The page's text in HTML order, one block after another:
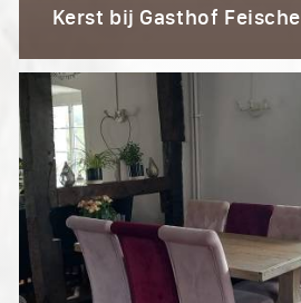
Kerst bij Gasthof Feische